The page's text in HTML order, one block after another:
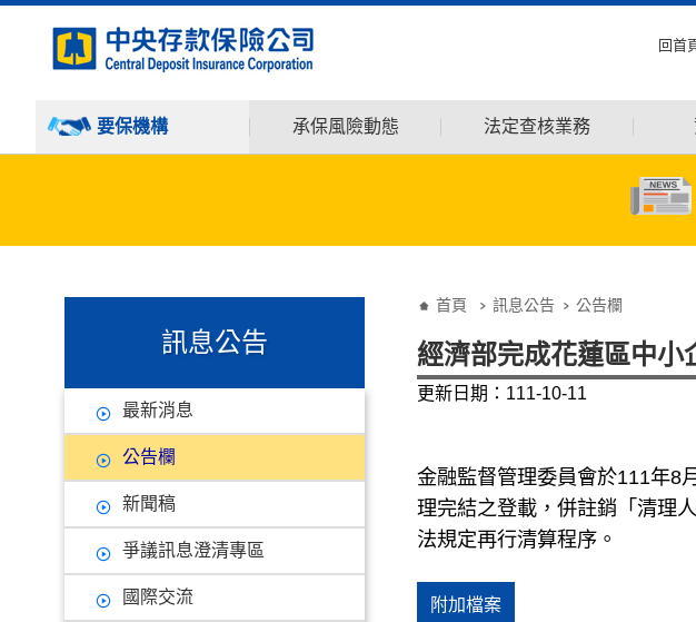
回首
要保機構 承保風險動態 法定查核業務
訊息公告
最新消息
公告欄
新聞稿
爭議訊息澄清專區
國際交流
首頁 訊息公告 公告欄
經濟部完成花蓮區中小
更新日期：111-10-11
金融監督管理委員會於111年8月
理完結之登載，併註銷「清理
法規定再行清算程序。
附加檔案